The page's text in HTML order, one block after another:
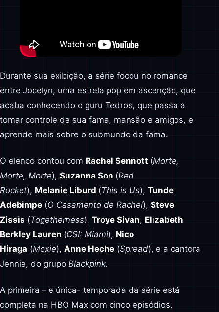
Durante sua exibição, a série focou no romance
entre Jocelyn, uma estrela pop em ascenção, que
acaba conhecendo o guru Tedros, que passa a
tomar controle de sua fama, mansão e amigos, e
aprende mais sobre o submundo da fama.
O elenco contou com Rachel Sennott (Morte,
Morte, Morte), Suzanna Son (Red
Rocket), Melanie Liburd (This is Us), Tunde
Adebimpe (O Casamento de Rachel), Steve
Zissis (Togetherness), Troye Sivan, Elizabeth
Berkley Lauren (CSI: Miami), Nico
Hiraga (Moxie), Anne Heche (Spread), e a cantora
Jennie, do grupo Blackpink.
A primeira – e única- temporada da série está
completa na HBO Max com cinco episódios.